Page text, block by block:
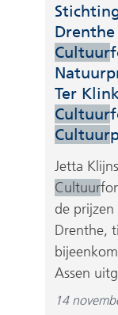
i
e
Cultuur
Ter
Cultuur
Cultuur
Jetta
Cultuur
de
Drenthe,
Assen
14